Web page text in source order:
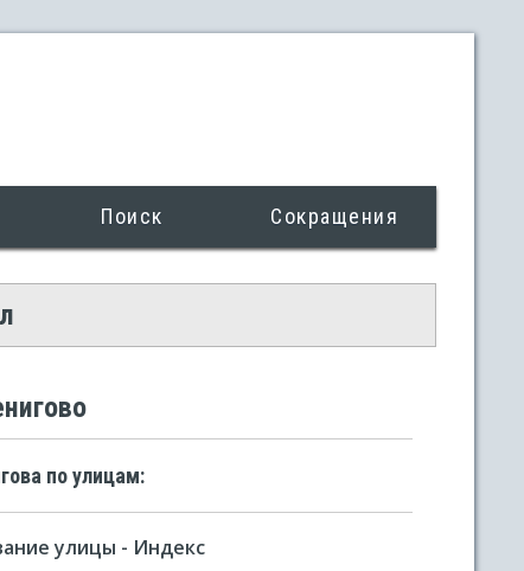
Поиск Сокращения
по улицам:
улицы - Индекс